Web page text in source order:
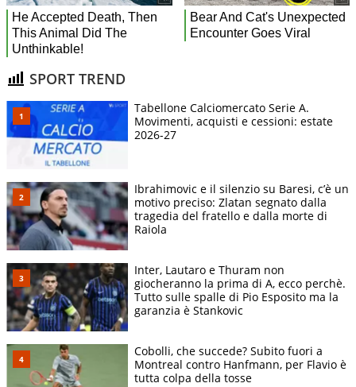
SPORT TREND
Tabellone Calciomercato Serie A.
Movimenti, acquisti e cessioni: estate
2026-27
Ibrahimovic e il silenzio su Baresi, c’è un
motivo preciso: Zlatan segnato dalla
tragedia del fratello e dalla morte di
Raiola
Inter, Lautaro e Thuram non
giocheranno la prima di A, ecco perchè.
Tutto sulle spalle di Pio Esposito ma la
garanzia è Stankovic
Cobolli, che succede? Subito fuori a
Montreal contro Hanfmann, per Flavio è
tutta colpa della tosse